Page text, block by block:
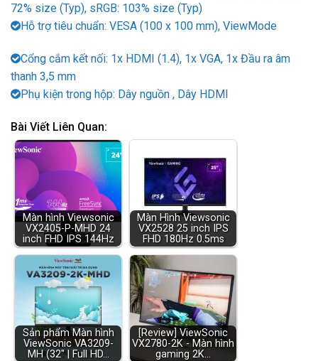
72% size (Typ), sRGB: 103% size (Typ)
Hỗ trợ tiêu chuẩn: VESA (100 x 100 mm), ViewMode
Cổng cắm kết nối: 1x HDMI (1.4), 1x VGA, 1x Đầu ra âm
thanh 3,5 mm
Phụ kiện trong hộp: Dây nguồn , Dây HDMI
Bài Viết Liên Quan:
Màn hình Viewsonic
VX2405-P-MHD 24
inch FHD IPS 144Hz
Màn Hình Viewsonic
VX2528 25 inch IPS
FHD 180Hz 0.5ms
Sản phẩm Màn hình
ViewSonic VA3209-
MH (32" | Full HD…
[Review] ViewSonic
VX2780-2K - Màn hình
gaming 2K…